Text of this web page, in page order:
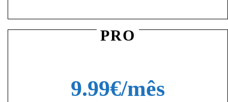
PRO
9.99€/mês